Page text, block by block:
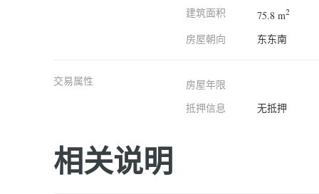
建筑面积
75.8 m2
房屋朝向 东东南
交易属性
房屋年限
抵押信息
无抵押
相关说明